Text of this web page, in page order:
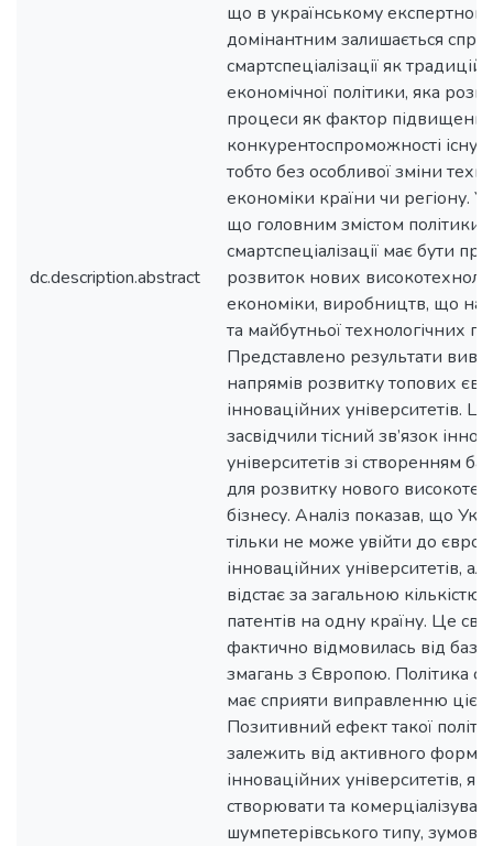
dc.description.abstract
що в українському
домінантним залишається
смартспеціалізації як
економічної політики, яка
процеси як фактор підвищення
конкурентоспроможності
тобто без особливої зміни
економіки країни чи регіону. У
що головним змістом
смартспеціалізації має бути
розвиток нових
економіки, виробництв, що
та майбутньої технологічних
Представлено результати
напрямів розвитку топових
інноваційних університетів.
засвідчили тісний зв’язок
університетів зі створенням
для розвитку нового
бізнесу. Аналіз показав, що
тільки не може увійти до
інноваційних університетів,
відстає за загальною
патентів на одну країну. Це
фактично відмовилась від
змагань з Європою. Політика
має сприяти виправленню цієї
Позитивний ефект такої
залежить від активного
інноваційних університетів,
створювати та
шумпетерівського типу,